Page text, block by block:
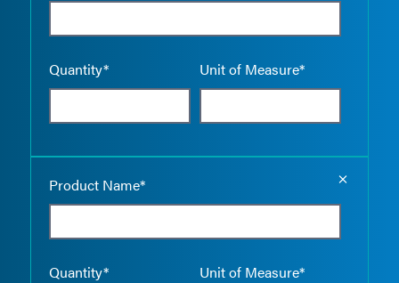
Quantity* Unit of Measure*
Product Name*
Quantity* Unit of Measure*